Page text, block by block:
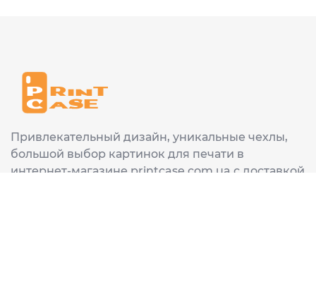
Привлекательный дизайн, уникальные чехлы,
большой выбор картинок для печати в
интернет-магазине printcase.com.ua с доставкой